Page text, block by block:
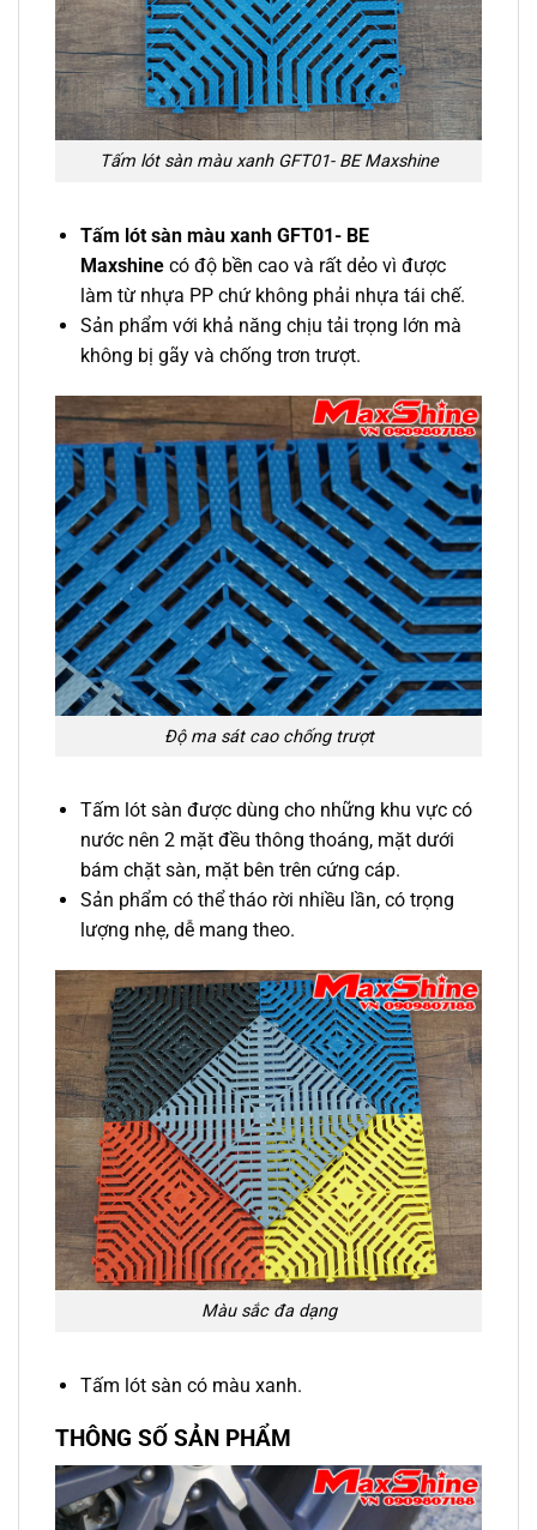
Tấm lót sàn màu xanh GFT01- BE Maxshine
Tấm lót sàn màu xanh GFT01- BE
Maxshinecó độ bền cao và rất dẻo vì được
làm từ nhựa PP chứ không phải nhựa tái chế.
Sản phẩm với khả năng chịu tải trọng lớn mà
không bị gãy và chống trơn trượt.
Độ ma sát cao chống trượt
Tấm lót sàn được dùng cho những khu vực có
nước nên 2 mặt đều thông thoáng, mặt dưới
bám chặt sàn, mặt bên trên cứng cáp.
Sản phẩm có thể tháo rời nhiều lần, có trọng
lượng nhẹ, dễ mang theo.
Màu sắc đa dạng
Tấm lót sàn có màu xanh.
THÔNG SỐ SẢN PHẨM